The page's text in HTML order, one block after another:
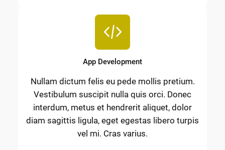
App Development
Nullam dictum felis eu pede mollis pretium.
Vestibulum suscipit nulla quis orci. Donec
interdum, metus et hendrerit aliquet, dolor
diam sagittis ligula, eget egestas libero turpis
vel mi. Cras varius.